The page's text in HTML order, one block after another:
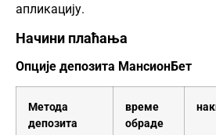
апликацију.
Начини плаћања
Опције депозита МансионБет
Метода
депозита
време
обраде